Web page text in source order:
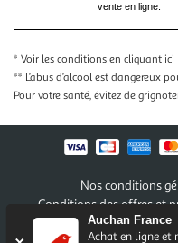
Auchan France
Achat en ligne et
vente en ligne.
* Voir les conditions en cliquant ici
** L’abus d’alcool est dangereux
Pour votre santé, évitez de
Nos conditions
Conditions des offres et
Politique de confidentialité